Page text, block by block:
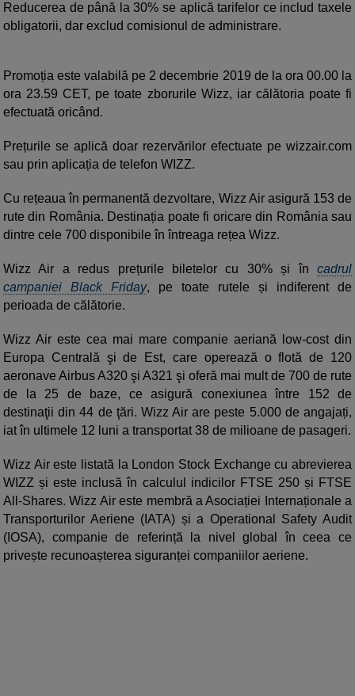
Reducerea de până la 30% se aplică tarifelor ce includ taxele
obligatorii, dar exclud comisionul de administrare.
Promoția este valabilă pe 2 decembrie 2019 de la ora 00.00 la
ora 23.59 CET, pe toate zborurile Wizz, iar călătoria poate fi
efectuată oricând.
Prețurile se aplică doar rezervărilor efectuate pe wizzair.com
sau prin aplicația de telefon WIZZ.
Cu rețeaua în permanentă dezvoltare, Wizz Air asigură 153 de
rute din România. Destinația poate fi oricare din România sau
dintre cele 700 disponibile în întreaga rețea Wizz.
Wizz Air a redus prețurile biletelor cu 30% și în cadrul
campaniei Black Friday, pe toate rutele și indiferent de
perioada de călătorie.
Wizz Air este cea mai mare companie aeriană low-cost din
Europa Centrală şi de Est, care operează o flotă de 120
aeronave Airbus A320 şi A321 şi oferă mai mult de 700 de rute
de la 25 de baze, ce asigură conexiunea între 152 de
destinaţii din 44 de ţări. Wizz Air are peste 5.000 de angajați,
iat în ultimele 12 luni a transportat 38 de milioane de pasageri.
Wizz Air este listată la London Stock Exchange cu abrevierea
WIZZ și este inclusă în calculul indicilor FTSE 250 și FTSE
All-Shares. Wizz Air este membră a Asociației Internaționale a
Transporturilor Aeriene (IATA) și a Operational Safety Audit
(IOSA), companie de referință la nivel global în ceea ce
privește recunoașterea siguranței companiilor aeriene.